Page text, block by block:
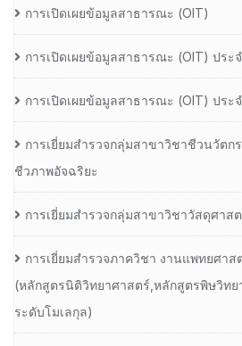
การเปิดเผยข้อมูลสาธารณะ (OIT)
การเปิดเผยข้อมูลสาธารณะ (OIT) ประ
การเปิดเผยข้อมูลสาธารณะ (OIT) ปร
การเยี่ยมสำรวจกลุ่มสาขาวิชาชีวนวัต
ชีวภาพอัจฉริยะ
การเยี่ยมสำรวจกลุ่มสาขาวิชาวัสดุศาส
การเยี่ยมสำรวจภาควิชา งานแพทยศา
(หลักสูตรนิติวิทยาศาสตร์,หลักสูตรพิษวิทย
ระดับโมเลกุล)